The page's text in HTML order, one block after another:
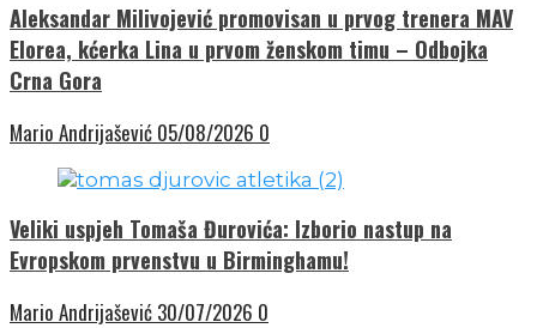
Aleksandar Milivojević promovisan u prvog trenera MAV
Elorea, kćerka Lina u prvom ženskom timu – Odbojka
Crna Gora
Mario Andrijašević 05/08/2026 0
Veliki uspjeh Tomaša Đurovića: Izborio nastup na
Evropskom prvenstvu u Birminghamu!
Mario Andrijašević 30/07/2026 0